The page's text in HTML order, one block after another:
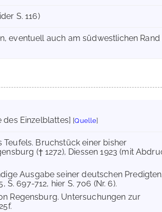
S. 116)
eventuell auch am südwestlichen Rand
des Einzelblattes] [Quelle]
Teufels. Bruchstück einer bisher
(† 1272), Diessen 1923 (mit
Ausgabe seiner deutschen
697-712, hier S. 706 (Nr. 6).
Regensburg. Untersuchungen zur